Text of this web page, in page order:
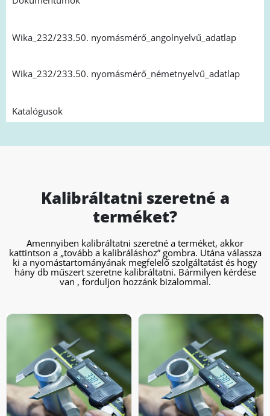
Wika_232/233.50. nyomásmérő_angolnyelvű_adatlap
Wika_232/233.50. nyomásmérő_németnyelvű_adatlap
Katalógusok
Kalibráltatni szeretné a
terméket?
Amennyiben kalibráltatni szeretné a terméket, akkor
kattintson a „tovább a kalibráláshoz” gombra. Utána válassza
ki a nyomástartományának megfelelő szolgáltatást és hogy
hány db műszert szeretne kalibráltatni. Bármilyen kérdése
van , forduljon hozzánk bizalommal.